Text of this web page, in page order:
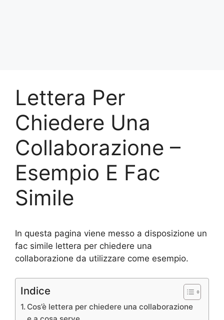
Lettera Per
Chiedere Una
Collaborazione –
Esempio E Fac
Simile
In questa pagina viene messo a disposizione un
fac simile lettera per chiedere una
collaborazione da utilizzare come esempio.
Indice
Cos’è lettera per chiedere una collaborazione